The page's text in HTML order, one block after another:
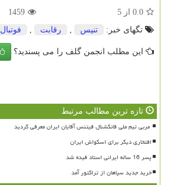
0.0 از 5
1459
تگهای خبر:
تنیس رقابت فوتبال
این مطلب انجمن گلف را می پسندید؟
تازه ترین مطالب مرتبط
افتخاری دیگر برای اسکواش ایران
پسر 16 ساله ایرانی استاد فیده شد
خرید جدید سپاهان از تراکتور آمد